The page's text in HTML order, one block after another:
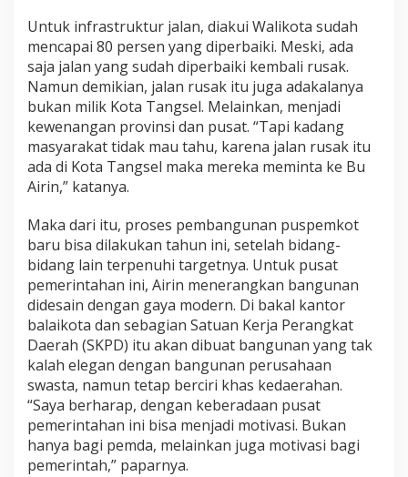
Untuk infrastruktur jalan, diakui Walikota sudah
mencapai 80 persen yang diperbaiki. Meski, ada
saja jalan yang sudah diperbaiki kembali rusak.
Namun demikian, jalan rusak itu juga adakalanya
bukan milik Kota Tangsel. Melainkan, menjadi
kewenangan provinsi dan pusat. “Tapi kadang
masyarakat tidak mau tahu, karena jalan rusak itu
ada di Kota Tangsel maka mereka meminta ke Bu
Airin,” katanya.
Maka dari itu, proses pembangunan puspemkot
baru bisa dilakukan tahun ini, setelah bidang-
bidang lain terpenuhi targetnya. Untuk pusat
pemerintahan ini, Airin menerangkan bangunan
didesain dengan gaya modern. Di bakal kantor
balaikota dan sebagian Satuan Kerja Perangkat
Daerah (SKPD) itu akan dibuat bangunan yang tak
kalah elegan dengan bangunan perusahaan
swasta, namun tetap berciri khas kedaerahan.
“Saya berharap, dengan keberadaan pusat
pemerintahan ini bisa menjadi motivasi. Bukan
hanya bagi pemda, melainkan juga motivasi bagi
pemerintah,” paparnya.